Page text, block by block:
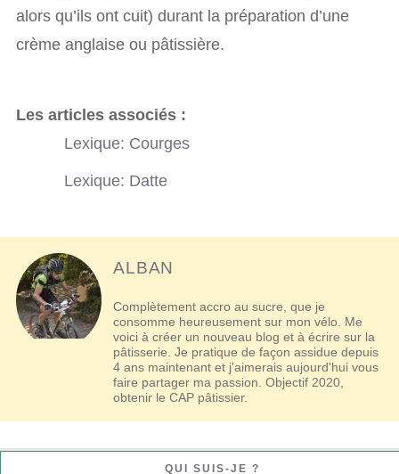
alors qu’ils ont cuit) durant la préparation d’une
crème anglaise ou pâtissière.
Les articles associés :
Lexique: Courges
Lexique: Datte
ALBAN
Complètement accro au sucre, que je
consomme heureusement sur mon vélo. Me
voici à créer un nouveau blog et à écrire sur la
pâtisserie. Je pratique de façon assidue depuis
4 ans maintenant et j'aimerais aujourd'hui vous
faire partager ma passion. Objectif 2020,
obtenir le CAP pâtissier.
QUI SUIS-JE ?